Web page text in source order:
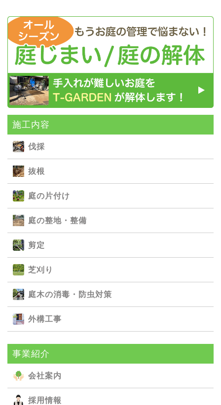
施⼯内容
伐採
抜根
庭の⽚付け
庭の整地・整備
剪定
芝刈り
庭⽊の消毒・防⾍対策
外構⼯事
事業紹介
会社案内
採用情報